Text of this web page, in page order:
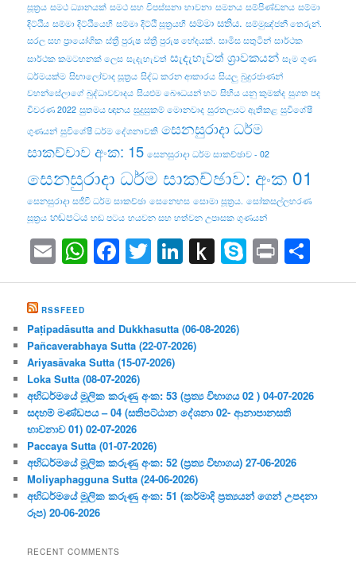
සූත්‍රය සමථ ධ්‍යානයක් සමථ සහ විපස්සනා භාවනා සමනය සම්පිණ්ඩනය සම්මා
දිට්ඨිය සම්මා දිට්ඨියෙහි සම්මා දිට්ඨි සූත්‍රයහි සම්මා සතිය. සම්මුඤ්ජනී තෙරුන්.
සරල සහ ප්‍රායෝගික ස්ත්‍රී පුරුෂ ස්ත්‍රී පුරුෂ භේදයක්. සාමිස සතුටින් සාර්ථක
සාර්ථක කමටහනක් ලෙස සැදැහැවත් සැදැහැවත් ශ්‍රාවකයන් සෑම ගුණ
ධර්මයක්ම සිඟාලෝවාද සූත්‍රය සිද්ධ කරන ආකාරය සියලු බුදුරජාණන්
වහන්සේලාගේ බුද්ධාවවාදය සියළුම බෞධයන් හට සිහිය යනු කුමක්ද සුගත පද
විවරණ 2022 සුතමය ඥානය සුදුසුකම් මොනවාද සුරතලයට ඇතිකළ සුවිශේෂී
ගුණයන් සුවිශේෂී ධර්ම දේශනාවකි සෙනසුරාදා ධර්ම
සාකච්චාව අංක: 15 සෙනසුරාදා ධර්ම සාකච්ඡාව - 02
සෙනසුරාදා ධර්ම සාකච්ඡාව: අංක 01
සෙනසුරාදා සජීවී ධර්ම සාකච්ඡා සෙනෙහස සොමා සූත්‍රය. සෝකසල්ලහරණ
සූත්‍රය හඬපටය හඬ පටය හයවන සහ හත්වන උපාසක ගුණයන්
EmailWhatsApp
Facebook
Twitter
LinkedIn
Push
to
Skype
Print
RSSFEED
Paṭipadāsutta and Dukkhasutta (06-08-2026)
Pañcaverabhaya Sutta (22-07-2026)
Ariyasāvaka Sutta (15-07-2026)
Loka Sutta (08-07-2026)
අභිධර්මයේ මූලික කරුණු අංක: 53 (ප්‍ර‍ත්‍ය විභාගය 02 ) 04-07-2026
සදහම් මණ්ඩපය – 04 (සතිපට්ඨාන දේශනා 02- ආනාපානසති
භාවනාව 01) 02-07-2026
Paccaya Sutta (01-07-2026)
අභිධර්මයේ මූලික කරුණු අංක: 52 (ප්‍ර‍ත්‍ය විභාගය) 27-06-2026
Moliyaphagguna Sutta (24-06-2026)
අභිධර්මයේ මූලික කරුණු අංක: 51 (කර්මාදි ප්‍ර‍ත්‍යයන් ගෙන් උපදනා
රූප) 20-06-2026
RECENT COMMENTS